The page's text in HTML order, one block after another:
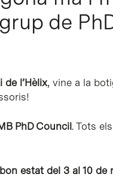
de
de l’Hèlix, vine a la
PhD Council. Tots
estat del 3 al 10 de